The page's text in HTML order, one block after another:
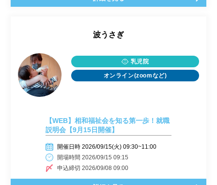
波うさぎ
乳児院
オンライン(zoomなど)
【WEB】相和福祉会を知る第一歩！就職
説明会【9月15日開催】
開催日時 2026/09/15(火) 09:30~11:00
開場時間 2026/09/15 09:15
申込締切 2026/09/08 09:00